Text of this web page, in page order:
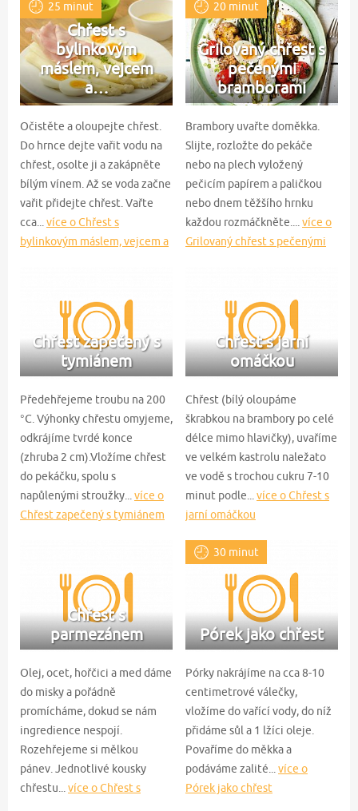
25 minut
Chřest s
bylinkovým
máslem, vejcem
a…
Očistěte a oloupejte chřest.
Do hrnce dejte vařit vodu na
chřest, osolte ji a zakápněte
bílým vínem. Až se voda začne
vařit přidejte chřest. Vařte
cca...více o Chřest s
bylinkovým máslem, vejcem a
20 minut
Grilovaný chřest s
pečenými
bramborami
Brambory uvařte doměkka.
Slijte, rozložte do pekáče
nebo na plech vyložený
pečicím papírem a paličkou
nebo dnem těžšího hrnku
každou rozmáčkněte....více o
Grilovaný chřest s pečenými
Chřest zapečený s
tymiánem
Předehřejeme troubu na 200
°C. Výhonky chřestu omyjeme,
odkrájíme tvrdé konce
(zhruba 2 cm).Vložíme chřest
do pekáčku, spolu s
napůlenými stroužky...více o
Chřest zapečený s tymiánem
Chřest s jarní
omáčkou
Chřest (bílý oloupáme
škrabkou na brambory po celé
délce mimo hlavičky), uvaříme
ve velkém kastrolu naležato
ve vodě s trochou cukru 7-10
minut podle...více o Chřest s
jarní omáčkou
Chřest s
parmezánem
Olej, ocet, hořčici a med dáme
do misky a pořádně
promícháme, dokud se nám
ingredience nespojí.
Rozehřejeme si mělkou
pánev. Jednotlivé kousky
chřestu...více o Chřest s
30 minut
Pórek jako chřest
Pórky nakrájíme na cca 8-10
centimetrové válečky,
vložíme do vařící vody, do níž
přidáme sůl a 1 lžíci oleje.
Povaříme do měkka a
podáváme zalité...více o
Pórek jako chřest